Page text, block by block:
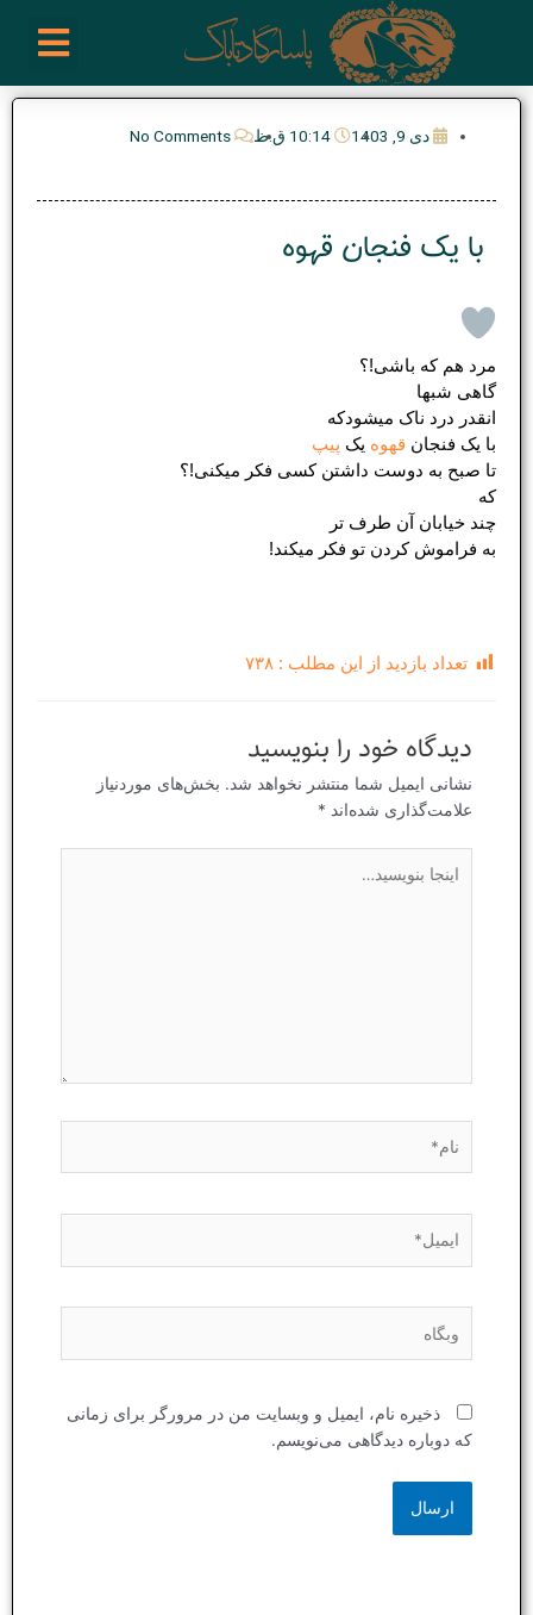
دی 9, 1403 10:14 ق.ظ No Comments
با یک فنجان قهوه
مرد هم که باشی!؟
گاهی شبها
انقدر درد ناک میشودکه
با یک فنجان قهوه یک پیپ
تا صبح به دوست داشتن کسی فکر میکنی!؟
که
چند خیابان آن طرف تر
به فراموش کردن تو فکر میکند!
تعداد بازدید از این مطلب : ۷۳۸
دیدگاه‌ خود را بنویسید
نشانی ایمیل شما منتشر نخواهد شد. بخش‌های موردنیاز
علامت‌گذاری شده‌اند *
بنویسید…
ذخیره نام، ایمیل و وبسایت من در مرورگر برای زمانی
که دوباره دیدگاهی می‌نویسم.